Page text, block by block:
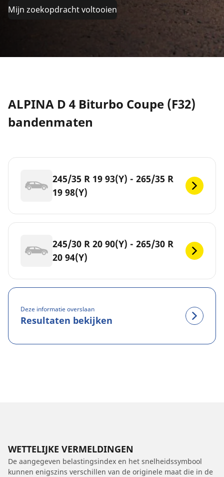
Mijn zoekopdracht voltooien
ALPINA D 4 Biturbo Coupe (F32)
bandenmaten
245/35 R 19 93(Y) - 265/35 R
19 98(Y)
245/30 R 20 90(Y) - 265/30 R
20 94(Y)
Deze informatie overslaan
Resultaten bekijken
WETTELIJKE VERMELDINGEN
De aangegeven belastingsindex en het snelheidssymbool
kunnen enigszins verschillen van de originele maat die in de